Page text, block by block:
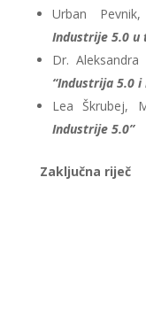
Urban
Industrije 5.0 u
Dr.
“Industrija 5.0
Lea Škrubej,
Industrije 5.0”
Zaključna riječ